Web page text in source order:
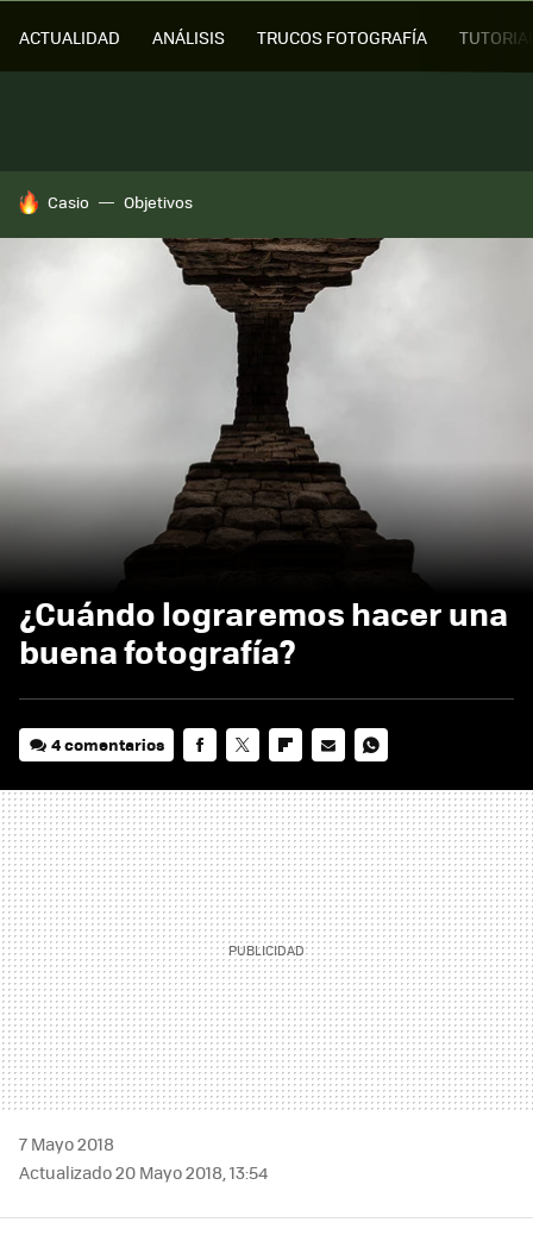
ACTUALIDAD ANÁLISIS TRUCOS FOTOGRAFÍA
HOY SE HABLA DE
Casio Objetivos
¿Cuándo lograremos hacer una
buena fotografía?
4 comentarios
MAIL
7 Mayo 2018
Actualizado 20 Mayo 2018, 13:54